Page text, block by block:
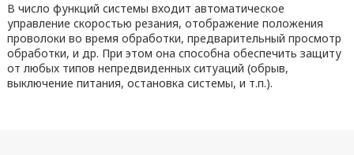
В число функций системы входит автоматическое
управление скоростью резания, отображение положения
проволоки во время обработки, предварительный просмотр
обработки, и др. При этом она способна обеспечить защиту
от любых типов непредвиденных ситуаций (обрыв,
выключение питания, остановка системы, и т.п.).